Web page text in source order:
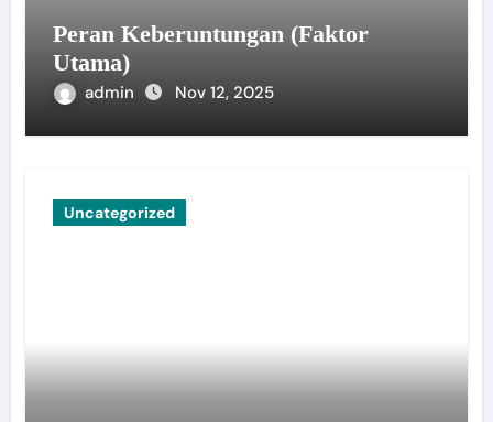
Peran Keberuntungan (Faktor
Utama)
admin Nov 12, 2025
Uncategorized